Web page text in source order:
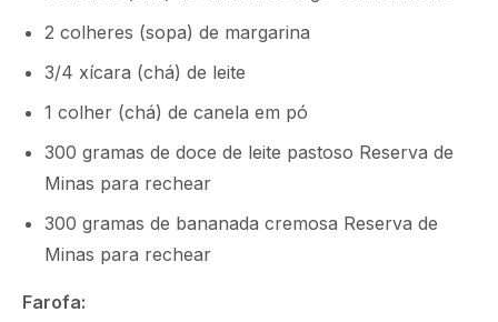
2 colheres (sopa) de margarina
3/4 xícara (chá) de leite
1 colher (chá) de canela em pó
300 gramas de doce de leite pastoso Reserva de
Minas para rechear
300 gramas de bananada cremosa Reserva de
Minas para rechear
Farofa: